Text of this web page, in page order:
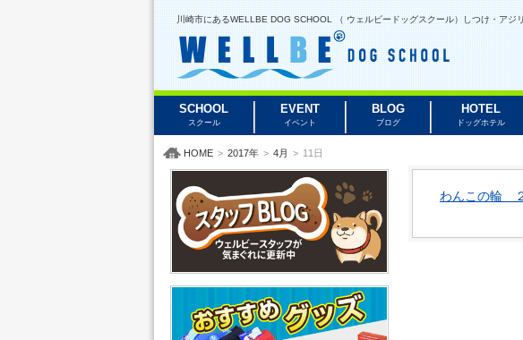
川崎市にあるWELLBE DOG SCHOOL （ ウェルビードッグスクール）しつけ・アジ
SCHOOL
スクール
EVENT
イベント
BLOG
ブログ
HOTEL
ドッグホテル
HOME > 2017年 > 4月 > 11日
わんこの輪